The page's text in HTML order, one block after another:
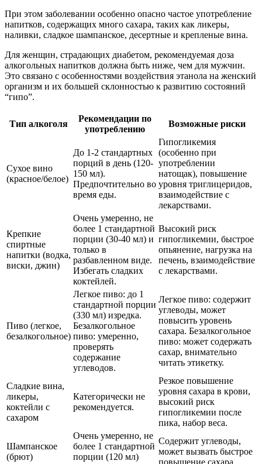
При этом заболевании особенно опасно частое употребление
напитков, содержащих много сахара, таких как ликеры,
наливки, сладкое шампанское, десертные и крепленые вина.
Для женщин, страдающих диабетом, рекомендуемая доза
алкогольных напитков должна быть ниже, чем для мужчин.
Это связано с особенностями воздействия этанола на женский
организм и их большей склонностью к развитию состояний
“гипо”.
Тип алкоголя
Рекомендации по
употреблению
Возможные риски
Сухое вино
(красное/белое)
До 1-2 стандартных
порций в день (120-
150 мл).
Предпочтительно во
время еды.
Гипогликемия
(особенно при
употреблении
натощак), повышение
уровня триглицеридов,
взаимодействие с
лекарствами.
Крепкие
спиртные
напитки (водка,
виски, джин)
Очень умеренно, не
более 1 стандартной
порции (30-40 мл) и
только в
разбавленном виде.
Избегать сладких
коктейлей.
Высокий риск
гипогликемии, быстрое
опьянение, нагрузка на
печень, взаимодействие
с лекарствами.
Пиво (легкое,
безалкогольное)
Легкое пиво: до 1
стандартной порции
(330 мл) изредка.
Безалкогольное
пиво: умеренно,
проверять
содержание
углеводов.
Легкое пиво: содержит
углеводы, может
повысить уровень
сахара. Безалкогольное
пиво: может содержать
сахар, внимательно
читать этикетку.
Сладкие вина,
ликеры,
коктейли с
сахаром
Категорически не
рекомендуется.
Резкое повышение
уровня сахара в крови,
высокий риск
гипогликемии после
пика, набор веса.
Шампанское
(брют)
Очень умеренно, не
более 1 стандартной
порции (120 мл)
Содержит углеводы,
может вызвать быстрое